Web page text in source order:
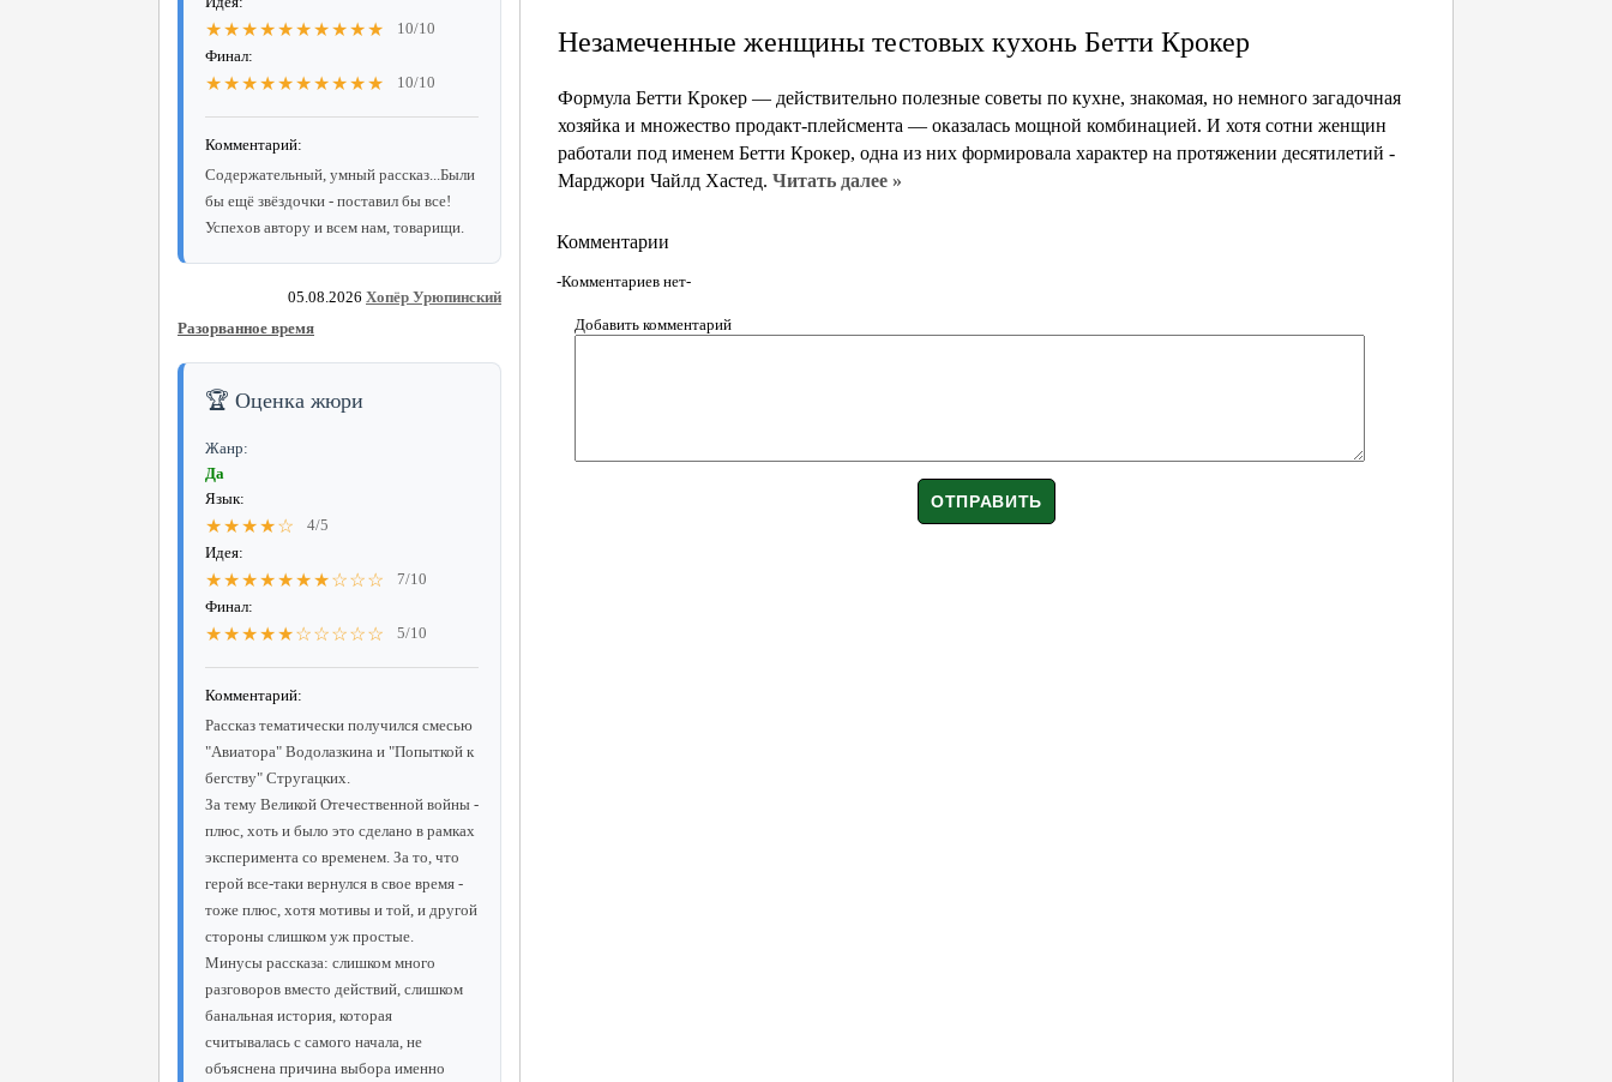
★★★★★★★★★★
10/10
Финал:
★★★★★★★★★★ 10/10
Комментарий:
Содержательный, умный рассказ...Были
бы ещё звёздочки - поставил бы все!
Успехов автору и всем нам, товарищи.
05.08.2026 Хопёр Урюпинский
Разорванное время
🏆 Оценка жюри
Жанр:
Да
Язык:
★★★★☆
4/5
Идея:
★★★★★★★☆☆☆
7/10
Финал:
★★★★★☆☆☆☆☆ 5/10
Комментарий:
Рассказ тематически получился смесью
"Авиатора" Водолазкина и "Попыткой к
бегству" Стругацких.
За тему Великой Отечественной войны -
плюс, хоть и было это сделано в рамках
эксперимента со временем. За то, что
герой все-таки вернулся в свое время -
тоже плюс, хотя мотивы и той, и другой
стороны слишком уж простые.
Минусы рассказа: слишком много
разговоров вместо действий, слишком
банальная история, которая
считывалась с самого начала, не
объяснена причина выбора именно
Незамеченные женщины тестовых кухонь Бетти Крокер
Формула Бетти Крокер — действительно полезные советы по кухне, знакомая, но немного загадочная
хозяйка и множество продакт-плейсмента — оказалась мощной комбинацией. И хотя сотни женщин
работали под именем Бетти Крокер, одна из них формировала характер на протяжении десятилетий -
Марджори Чайлд Хастед. Читать далее »
Комментарии
-Комментариев нет-
Добавить комментарий